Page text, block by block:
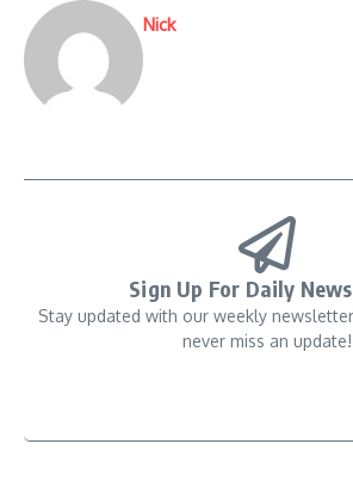
Nick
Sign Up For Daily
Stay updated with our weekly
never miss an update!